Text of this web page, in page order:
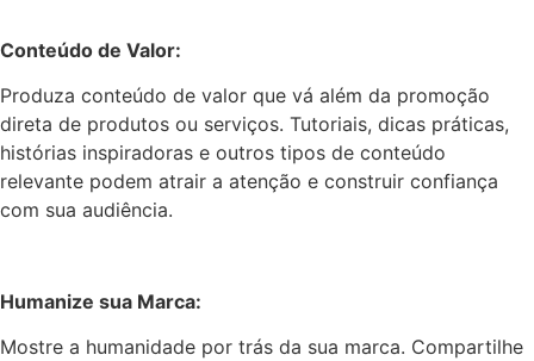
Conteúdo de Valor:
Produza conteúdo de valor que vá além da promoção
direta de produtos ou serviços. Tutoriais, dicas práticas,
histórias inspiradoras e outros tipos de conteúdo
relevante podem atrair a atenção e construir confiança
com sua audiência.
Humanize sua Marca:
Mostre a humanidade por trás da sua marca. Compartilhe